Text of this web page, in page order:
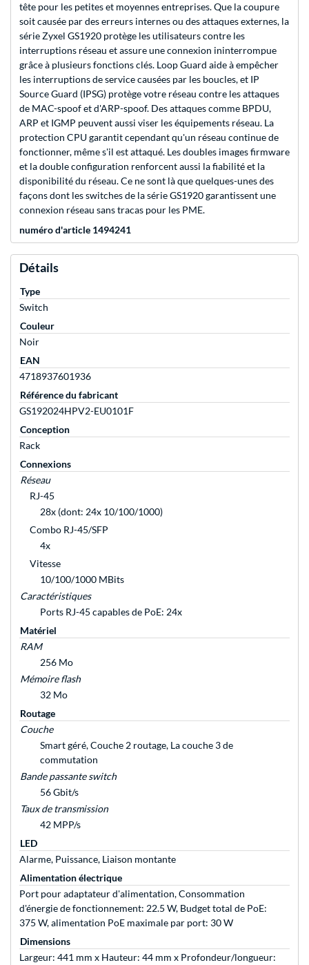
tête pour les petites et moyennes entreprises. Que la coupure
soit causée par des erreurs internes ou des attaques externes, la
série Zyxel GS1920 protège les utilisateurs contre les
interruptions réseau et assure une connexion ininterrompue
grâce à plusieurs fonctions clés. Loop Guard aide à empêcher
les interruptions de service causées par les boucles, et IP
Source Guard (IPSG) protège votre réseau contre les attaques
de MAC-spoof et d'ARP-spoof. Des attaques comme BPDU,
ARP et IGMP peuvent aussi viser les équipements réseau. La
protection CPU garantit cependant qu'un réseau continue de
fonctionner, même s'il est attaqué. Les doubles images firmware
et la double configuration renforcent aussi la fiabilité et la
disponibilité du réseau. Ce ne sont là que quelques-unes des
façons dont les switches de la série GS1920 garantissent une
connexion réseau sans tracas pour les PME.
numéro d'article 1494241
Détails
Type
Switch
Couleur
Noir
EAN
4718937601936
Référence du fabricant
GS192024HPV2-EU0101F
Conception
Rack
Connexions
Réseau
RJ-45
28x (dont: 24x 10/100/1000)
Combo RJ-45/SFP
4x
Vitesse
10/100/1000 MBits
Caractéristiques
Ports RJ-45 capables de PoE: 24x
Matériel
RAM
256 Mo
Mémoire flash
32 Mo
Routage
Couche
Smart géré, Couche 2 routage, La couche 3 de
commutation
Bande passante switch
56 Gbit/s
Taux de transmission
42 MPP/s
LED
Alarme, Puissance, Liaison montante
Alimentation électrique
Port pour adaptateur d'alimentation, Consommation
d'énergie de fonctionnement: 22.5 W, Budget total de PoE:
375 W, alimentation PoE maximale par port: 30 W
Dimensions
Largeur: 441 mm x Hauteur: 44 mm x Profondeur/longueur: